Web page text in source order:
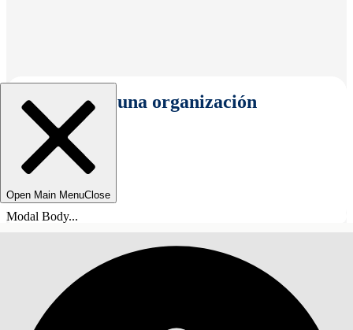
Seleccionar una organización
Open Main MenuClose
Modal Body...